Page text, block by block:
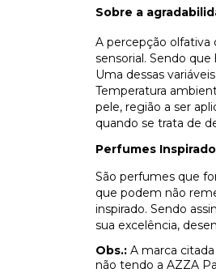
Sobre a
A percepção olfativa
sensorial. Sendo
Uma dessas
Temperatura
pele, região a ser
quando se trata de
Perfumes
São perfumes que
que podem não
inspirado. Sendo
sua excelência,
Obs.: A marca
não tendo a AZZA